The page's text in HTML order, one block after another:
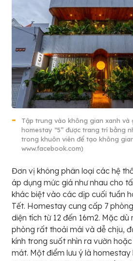
Tập trung vào không gian xanh và
homestay “5” được trang trí bằng
trong khuôn viên để tạo không
www.facebook.com)
Đơn vị không phân loại các hệ
áp dụng mức giá như nhau cho
khác biệt vào các dịp cuối tuần
Tết. Homestay cung cấp 7
diện tích từ 12 đến 16m2. Mặc dù
phòng rất thoải mái và dễ chịu,
kính trong suốt nhìn ra vườn
mát. Một điểm lưu ý là homestay